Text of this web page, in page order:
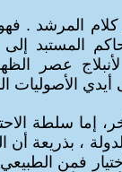
المرشد .
المستبد
لأنبلاج عصر
الأصوليات
إما سلطة
، بذريعة أن
فمن